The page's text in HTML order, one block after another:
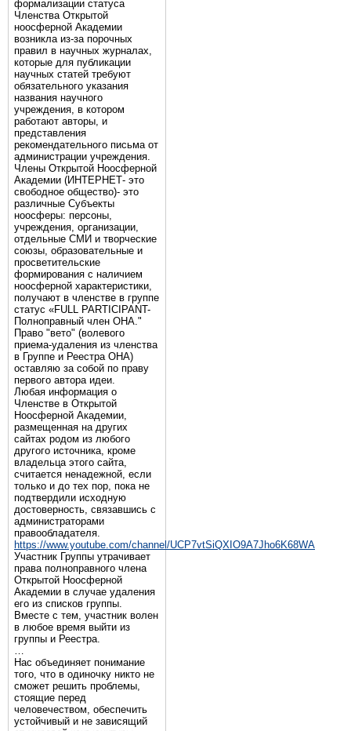
формализации статуса
Членства Открытой
ноосферной Академии
возникла из-за порочных
правил в научных журналах,
которые для публикации
научных статей требуют
обязательного указания
названия научного
учреждения, в котором
работают авторы, и
представления
рекомендательного письма от
администрации учреждения.
Члены Открытой Ноосферной
Академии (ИНТЕРНЕТ- это
свободное общество)- это
различные Субъекты
ноосферы: персоны,
учреждения, организации,
отдельные СМИ и творческие
союзы, образовательные и
просветительские
формирования с наличием
ноосферной характеристики,
получают в членстве в группе
статус «FULL PARTICIPANT-
Полноправный член ОНА."
Право "вето" (волевого
приема-удаления из членства
в Группе и Реестра ОНА)
оставляю за собой по праву
первого автора идеи.
Любая информация о
Членстве в Открытой
Ноосферной Академии,
размещенная на других
сайтах родом из любого
другого источника, кроме
владельца этого сайта,
считается ненадежной, если
только и до тех пор, пока не
подтвердили исходную
достоверность, связавшись с
администраторами
правообладателя.
https://www.youtube.com/channel/UCP7vtSiQXIO9A7Jho6K68WA
Участник Группы утрачивает
права полноправного члена
Открытой Ноосферной
Академии в случае удаления
его из списков группы.
Вместе с тем, участник волен
в любое время выйти из
группы и Реестра.
…
Нас объединяет понимание
того, что в одиночку никто не
сможет решить проблемы,
стоящие перед
человечеством, обеспечить
устойчивый и не зависящий